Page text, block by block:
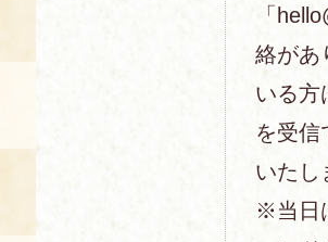
「
絡があ
いる方
を受信
いたし
※当日